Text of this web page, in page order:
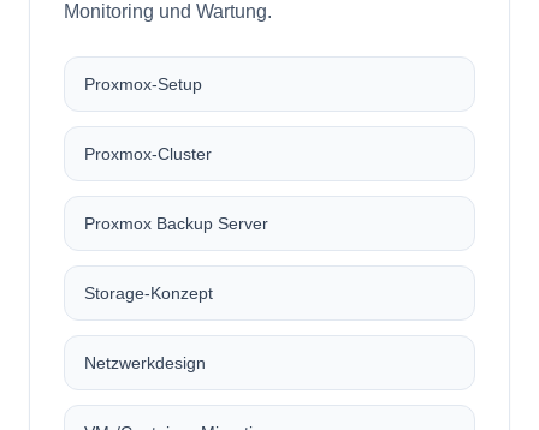
Monitoring und Wartung.
Proxmox-Setup
Proxmox-Cluster
Proxmox Backup Server
Storage-Konzept
Netzwerkdesign